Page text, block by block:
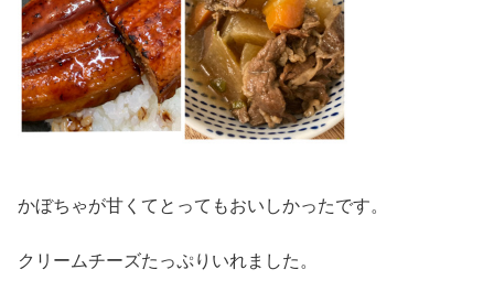
かぼちゃが甘くてとってもおいしかったです。
クリームチーズたっぷりいれました。